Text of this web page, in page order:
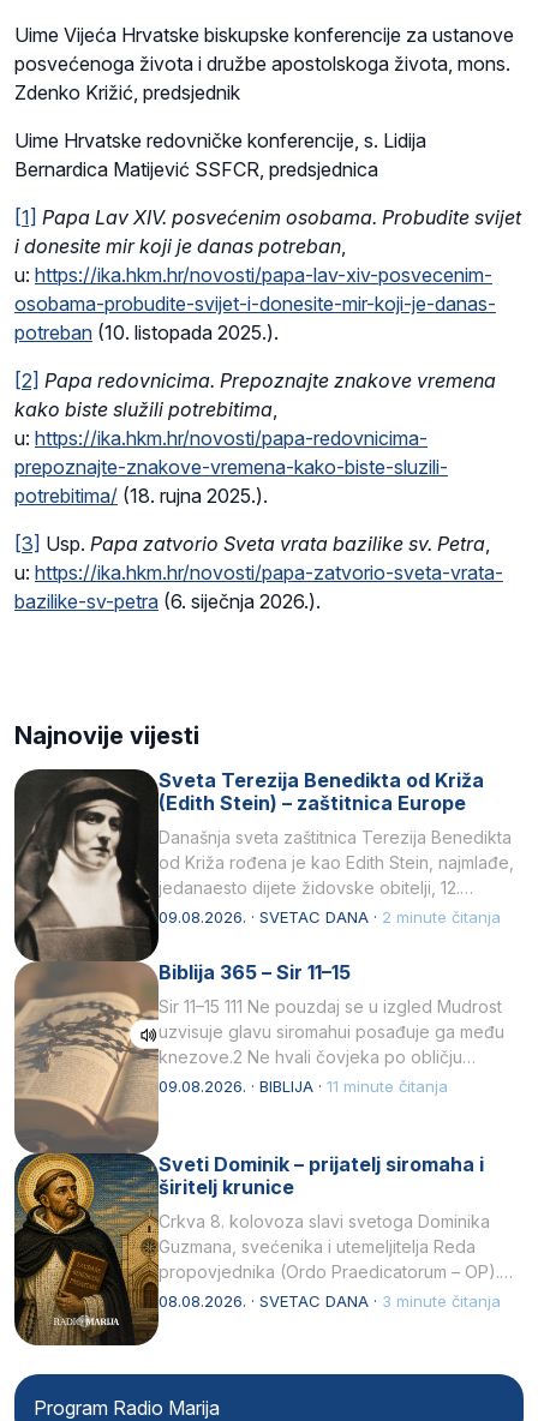
Uime Vijeća Hrvatske biskupske konferencije za ustanove
posvećenoga života i družbe apostolskoga života, mons.
Zdenko Križić, predsjednik
Uime Hrvatske redovničke konferencije, s. Lidija
Bernardica Matijević SSFCR, predsjednica
[1] Papa Lav XIV. posvećenim osobama. Probudite svijet
i donesite mir koji je danas potreban
u: https://ika.hkm.hr/novosti/papa-lav-xiv-posvecenim-
osobama-probudite-svijet-i-donesite-mir-koji-je-danas-
potreban (10. listopada 2025.).
[2] Papa redovnicima. Prepoznajte znakove vremena
kako biste služili potrebitima
u: https://ika.hkm.hr/novosti/papa-redovnicima-
prepoznajte-znakove-vremena-kako-biste-sluzili-
potrebitima/ (18. rujna 2025.).
[3] Usp. Papa zatvorio Sveta vrata bazilike sv. Petra
u: https://ika.hkm.hr/novosti/papa-zatvorio-sveta-vrata-
bazilike-sv-petra (6. siječnja 2026.).
Najnovije vijesti
Sveta Terezija Benedikta od Križa
(Edith Stein) – zaštitnica Europe
Današnja sveta zaštitnica Terezija Benedikta
od Križa rođena je kao Edith Stein, najmlađe,
jedanaesto dijete židovske obitelji, 12.
listopada 1891, u Wrocławu…
09.08.2026. · SVETAC DANA · 2 minute čitanja
Biblija 365 – Sir 11–15
Sir 11–15 111 Ne pouzdaj se u izgled Mudrost
uzvisuje glavu siromahui posađuje ga među
knezove.2 Ne hvali čovjeka po obličju
njegovui…
09.08.2026. · BIBLIJA · 11 minute čitanja
Sveti Dominik – prijatelj siromaha i
širitelj krunice
Crkva 8. kolovoza slavi svetoga Dominika
Guzmana, svećenika i utemeljitelja Reda
propovjednika (Ordo Praedicatorum – OP).
Svojim životom, dubokom ljubavlju prema
08.08.2026. · SVETAC DANA · 3 minute čitanja
Program Radio Marija